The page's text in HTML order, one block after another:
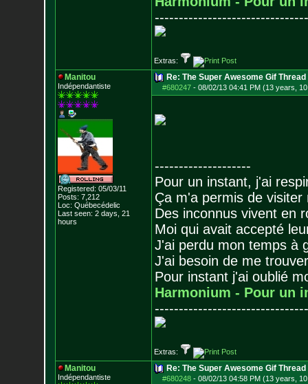
--------------------------------
Extras:
Manitou
Indépendantiste
Registered: 05/03/11
Posts: 7,212
Loc: Québecédelic
Last seen: 2 days, 21
hours
Re: The Super Awesome Gif Thread
#680247- 08/02/13 04:41 PM (13 years,
--------------------
Pour un instant, j'ai
Ça m'a permis de visiter
Des inconnus vivent en
Moi qui avait accepté
J'ai perdu mon temps à
J'ai besoin de me
Pour instant j'ai oublié
Harmonium - Pour un
--------------------------------
Extras:
Manitou
Indépendantiste
Re: The Super Awesome Gif Thread
#680248- 08/02/13 04:58 PM (13 years,